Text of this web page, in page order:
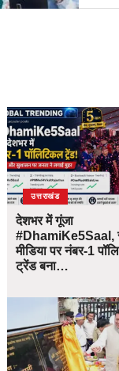
उत्तराखंड
देशभर में गूंजा
#DhamiKe5Saal,
मीडिया पर नंबर-1
ट्रेंड बना…